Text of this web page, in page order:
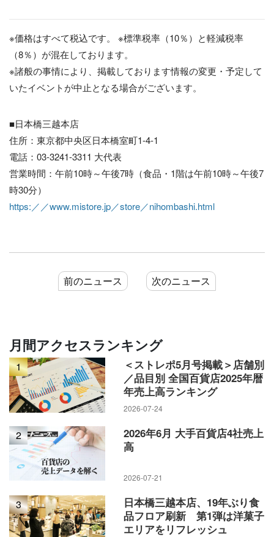
※価格はすべて税込です。 ※標準税率（10％）と軽減税率
（8％）が混在しております。
※諸般の事情により、掲載しております情報の変更・予定して
いたイベントが中止となる場合がございます。
■日本橋三越本店
住所：東京都中央区日本橋室町1-4-1
電話：03-3241-3311 大代表
営業時間：午前10時～午後7時（食品・1階は午前10時～午後7
時30分）
https:／／www.mistore.jp／store／nihombashi.html
前のニュース 次のニュース
月間アクセスランキング
1
＜ストレポ5月号掲載＞店舗別
／品目別 全国百貨店2025年暦
年売上高ランキング
2026-07-24
2
2026年6月 大手百貨店4社売上
高
2026-07-21
3
日本橋三越本店、19年ぶり食
品フロア刷新 第1弾は洋菓子
エリアをリフレッシュ